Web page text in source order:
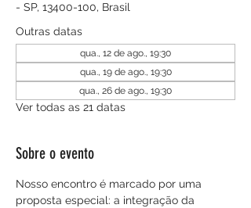
- SP, 13400-100, Brasil
Outras datas
qua., 12 de ago., 19:30
qua., 19 de ago., 19:30
qua., 26 de ago., 19:30
Ver todas as 21 datas
Sobre o evento
Nosso encontro é marcado por uma
proposta especial: a integração da